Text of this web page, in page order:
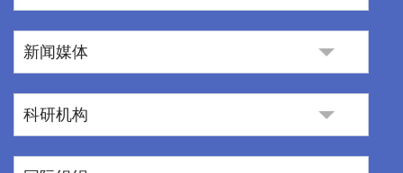
新闻媒体
科研机构